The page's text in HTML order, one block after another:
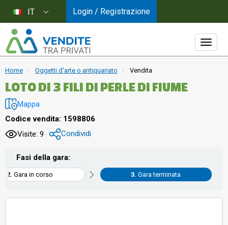
Home Oggetti d'arte o antiquariato Vendita
LOTO DI 3 FILI DI PERLE DI FIUME
Mappa
Codice vendita: 1598806
Visite: 9
Condividi
Fasi della gara:
Gara in corso Gara terminata
IT Login / Registrazione